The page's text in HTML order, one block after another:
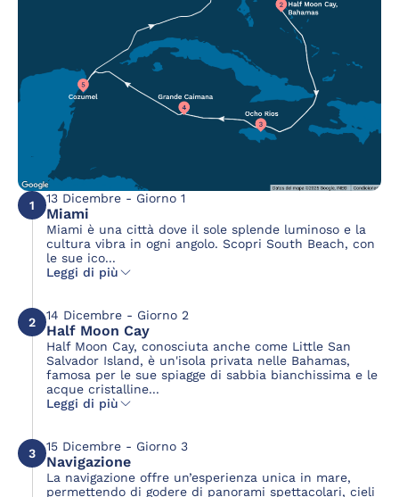
1 13 Dicembre - Giorno 1
Miami
Miami è una città dove il sole splende luminoso e la
cultura vibra in ogni angolo. Scopri South Beach, con
le sue ico...
Leggi di più
2 14 Dicembre - Giorno 2
Half Moon Cay
Half Moon Cay, conosciuta anche come Little San
Salvador Island, è un'isola privata nelle Bahamas,
famosa per le sue spiagge di sabbia bianchissima e le
acque cristalline...
Leggi di più
3 15 Dicembre - Giorno 3
Navigazione
La navigazione offre un’esperienza unica in mare,
permettendo di godere di panorami spettacolari, cieli